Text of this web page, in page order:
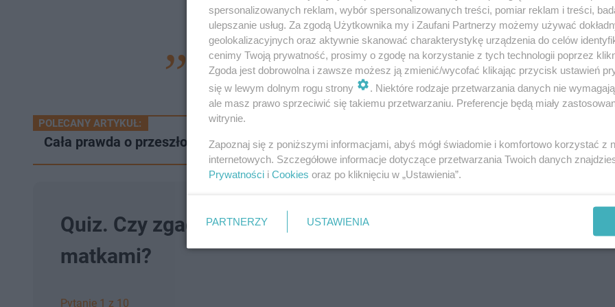
"Jedyni, którzy mnie nie wymazali"- napisała Kaźmierska w
swojej relacji na Instagramie.
POLECANY ARTYKUŁ:
Cała prawda o przeszłości Dagmary Kaźmierskiej. Włos się jeży na głowie
Quiz. Czy zgadniesz ile lat miały polskie celebrytki, gdy
matkami?
Pytanie 1 z 10
spersonalizowanych reklam, wybór spersonalizowanych treści, pomiar reklam i treści,
ulepszanie usług. Za zgodą Użytkownika my i Zaufani Partnerzy możemy używać
geolokalizacyjnych oraz aktywnie skanować charakterystykę urządzenia do celów
cenimy Twoją prywatność, prosimy o zgodę na korzystanie z tych technologii poprzez
Zgoda jest dobrowolna i zawsze możesz ją zmienić/wycofać klikając przycisk ustawień
się w lewym dolnym rogu strony
. Niektóre rodzaje przetwarzania danych nie
ale masz prawo sprzeciwić się takiemu przetwarzaniu. Preferencje będą miały
witrynie.
Zapoznaj się z poniższymi informacjami, abyś mógł świadomie i komfortowo korzystać z
internetowych. Szczegółowe informacje dotyczące przetwarzania Twoich danych
Prywatności i Cookies oraz po kliknięciu w „Ustawienia”.
PARTNERZY USTAWIENIA